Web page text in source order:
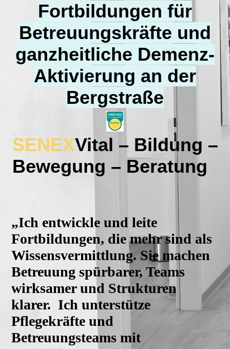
Fortbildungen für
Betreuungskräfte und
ganzheitliche Demenz-
Aktivierung an der
Bergstraße
SENEXVital – Bildung –
Bewegung – Beratung
„Ich entwickle und leite
Fortbildungen, die mehr sind als
Wissensvermittlung. Sie machen
Betreuung spürbarer, Teams
wirksamer und Strukturen
klarer. Ich unterstütze
Pflegekräfte und
Betreuungsteams mit